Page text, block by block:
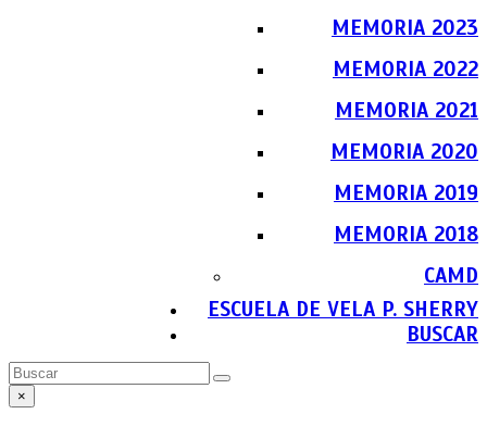
MEMORIA 2023
MEMORIA 2022
MEMORIA 2021
MEMORIA 2020
MEMORIA 2019
MEMORIA 2018
CAMD
ESCUELA DE VELA P. SHERRY
BUSCAR
Buscar
Enviar
×
Close